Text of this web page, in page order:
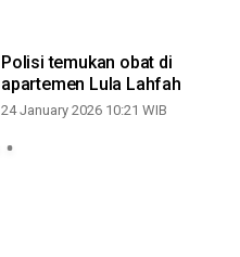
Polisi temukan obat di
apartemen Lula Lahfah
24 January 2026 10:21 WIB